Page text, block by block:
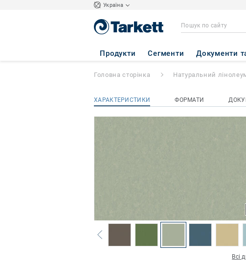
Україна
Продукти Сегменти Документи
STYLE EMME xf²™
Головна сторінка Натуральний
ХАРАКТЕРИСТИКИ ФОРМАТИ
Всі